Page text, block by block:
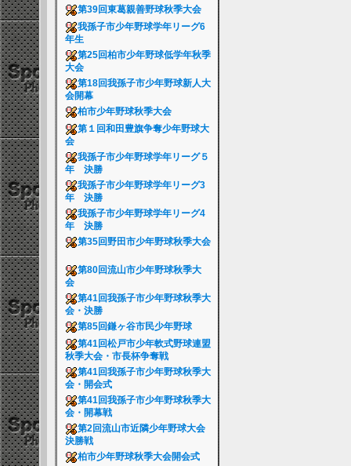
第39回東葛親善野球秋季大会
我孫子市少年野球学年リーグ6
年生
第25回柏市少年野球低学年秋季
大会
第18回我孫子市少年野球新人大
会開幕
柏市少年野球秋季大会
第１回和田豊旗争奪少年野球大
会
我孫子市少年野球学年リーグ５
年 決勝
我孫子市少年野球学年リーグ3
年 決勝
我孫子市少年野球学年リーグ4
年 決勝
第35回野田市少年野球秋季大会
第80回流山市少年野球秋季大
会
第41回我孫子市少年野球秋季大
会・決勝
第85回鎌ヶ谷市民少年野球
第41回松戸市少年軟式野球連盟
秋季大会・市長杯争奪戦
第41回我孫子市少年野球秋季大
会・開会式
第41回我孫子市少年野球秋季大
会・開幕戦
第2回流山市近隣少年野球大会
決勝戦
柏市少年野球秋季大会開会式